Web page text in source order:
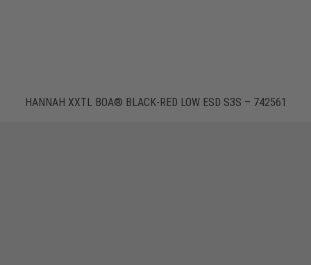
HANNAH XXTL BOA® BLACK-RED LOW ESD S3S – 742561